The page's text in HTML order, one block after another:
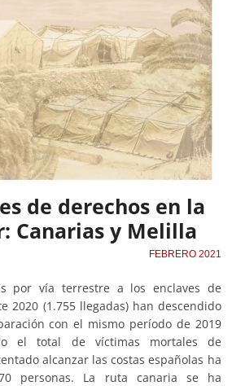
de derechos en la
Canarias y Melilla
FEBRERO 2021
por vía terrestre a los enclaves de
2020 (1.755 llegadas) han descendido
con el mismo período de 2019
el total de víctimas mortales de
alcanzar las costas españolas ha
personas. La ruta canaria se ha